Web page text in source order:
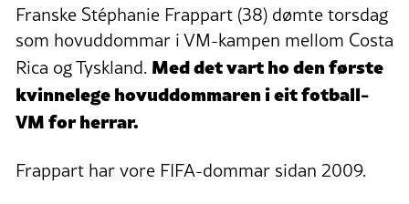
Franske Stéphanie Frappart (38) dømte torsdag
som hovuddommar i VM-kampen mellom Costa
Rica og Tyskland. Med det vart ho den første
kvinnelege hovuddommaren i eit fotball-
VM for herrar.
Frappart har vore FIFA-dommar sidan 2009.